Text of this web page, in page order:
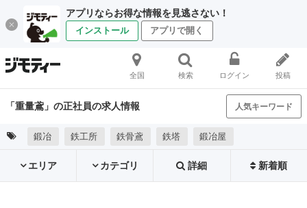
アプリならお得な情報を見逃さない！
インストール アプリで開く
全国 検索 ログイン 投稿
「重量鳶」の正社員の求人情報 人気キーワード
鍛冶 鉄工所 鉄骨鳶 鉄塔 鍛冶屋
エリア カテゴリ 詳細 新着順